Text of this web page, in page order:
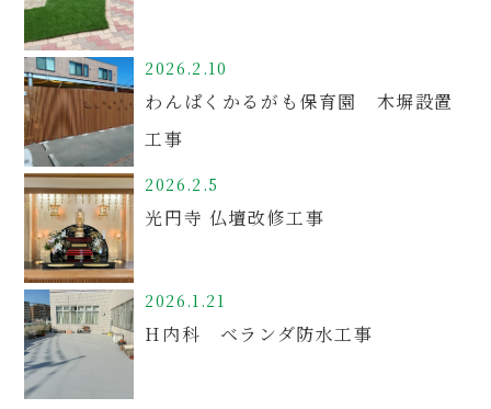
2026.2.10
わんぱくかるがも保育園 木塀設置
工事
2026.2.5
光円寺 仏壇改修工事
2026.1.21
H内科 ベランダ防水工事